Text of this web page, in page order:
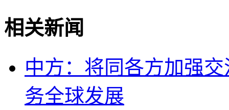
相关新闻
中方：将同各方加强
务全球发展